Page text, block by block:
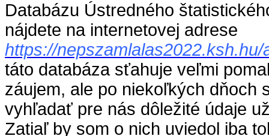
Databázu Ústredného
nájdete na internetovej adrese
https://nepszamlalas2022.ksh.hu/
táto databáza sťahuje veľmi
záujem, ale po niekoľkých dňoch
vyhľadať pre nás dôležité údaje
Zatiaľ by som o nich uviedol iba